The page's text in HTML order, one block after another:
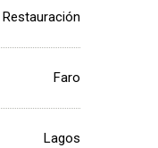
Faro
Lagos